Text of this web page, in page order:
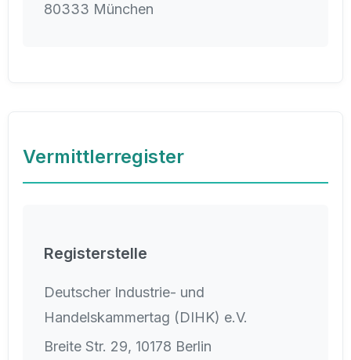
80333 München
Vermittlerregister
Registerstelle
Deutscher Industrie- und
Handelskammertag (DIHK) e.V.
Breite Str. 29, 10178 Berlin